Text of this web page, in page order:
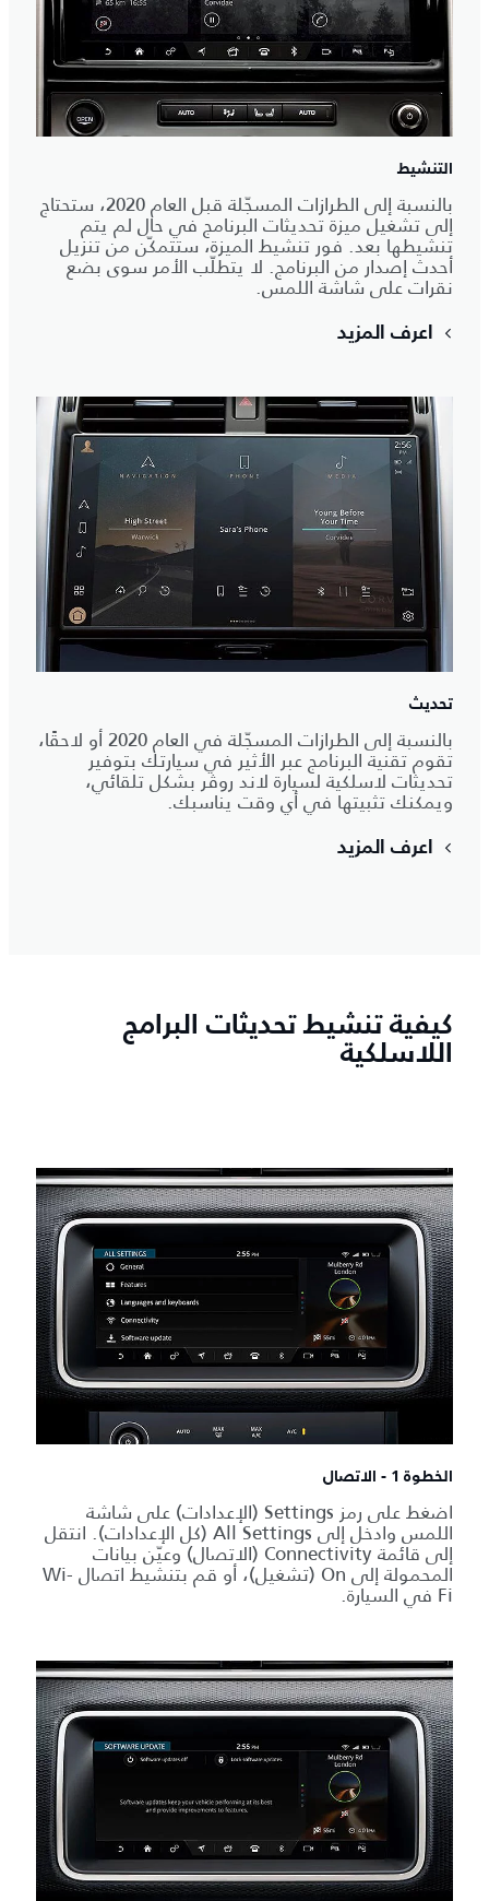
التنشيط
بالنسبة إلى الطرازات المسجّلة قبل العام 2020، ستحتاج
إلى تشغيل ميزة تحديثات البرنامج في حال لم يتم
تنشيطها بعد. فور تنشيط الميزة، ستتمكّن من تنزيل
أحدث إصدار من البرنامج. لا يتطلّب الأمر سوى بضع
نقرات على شاشة اللمس.
اعرف المزيد
تحديث
بالنسبة إلى الطرازات المسجّلة في العام 2020 أو لاحقًا،
تقوم تقنية البرنامج عبر الأثير في سيارتك بتوفير
تحديثات لاسلكية لسيارة لاند روڤر بشكل تلقائي،
ويمكنك تثبيتها في أي وقت يناسبك.
اعرف المزيد
كيفية تنشيط تحديثات البرامج
اللاسلكية
الخطوة 1 - الاتصال
اضغط على رمز Settings (الإعدادات) على شاشة
اللمس وادخل إلى All Settings (كل الإعدادات). انتقل
إلى قائمة Connectivity (الاتصال) وعيّن بيانات
المحمولة إلى On (تشغيل)، أو قم بتنشيط اتصال Wi-
Fi في السيارة.